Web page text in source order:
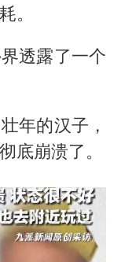
。
透露了一个
年的汉子，
底崩溃了。